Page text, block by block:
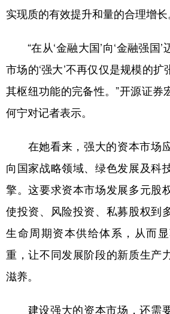
实现质的有效提升和量的合理增长
“在从‘金融大国’向‘金融强国’
市场的‘强大’不再仅仅是规模的
其枢纽功能的完备性。”开源证券
何宁对记者表示。
在她看来，强大的资本市场
向国家战略领域、绿色发展及科
擎。这要求资本市场发展多元股
使投资、风险投资、私募股权到
生命周期资本供给体系，从而
重，让不同发展阶段的新质生产
滋养。
建设强大的资本市场，还需